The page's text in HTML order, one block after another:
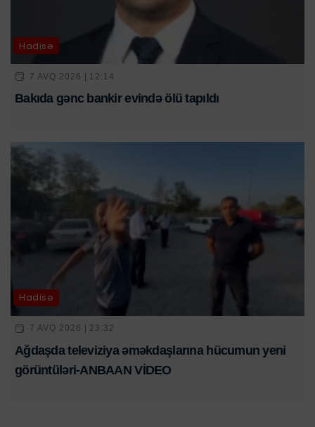
Hadisə
7 AVQ 2026 | 12:14
Bakıda gənc bankir evində ölü tapıldı
Hadisə
7 AVQ 2026 | 23:32
Ağdaşda televiziya əməkdaşlarına hücumun yeni
görüntüləri-ANBAAN VİDEO